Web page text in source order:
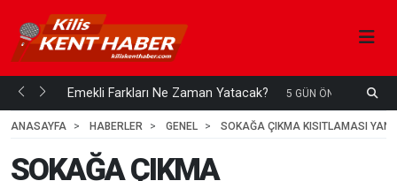
mi... Emekli Farkları Ne Zaman Yatacak? 5 GÜN ÖNCE
ANASAYFA
HABERLER GENEL SOKAĞA ÇIKMA KISITLAMASI
SOKAĞA ÇIKMA